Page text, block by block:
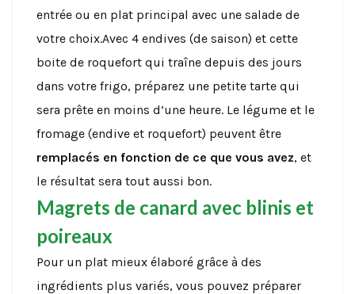
entrée ou en plat principal avec une salade de
votre choix.Avec 4 endives (de saison) et cette
boite de roquefort qui traîne depuis des jours
dans votre frigo, préparez une petite tarte qui
sera prête en moins d’une heure. Le légume et le
fromage (endive et roquefort) peuvent être
remplacés en fonction de ce que vous avez, et
le résultat sera tout aussi bon.
Magrets de canard avec blinis et
poireaux
Pour un plat mieux élaboré grâce à des
ingrédients plus variés, vous pouvez préparer